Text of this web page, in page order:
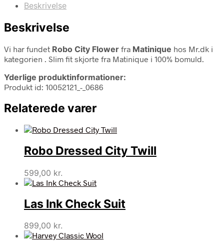
Beskrivelse
Beskrivelse
Vi har fundet Robo City Flower fra Matinique hos Mr.dk i
kategorien . Slim fit skjorte fra Matinique i 100% bomuld.
Yderlige produktinformationer:
Produkt id: 10052121_-_0686
Relaterede varer
Robo Dressed City Twill
599,00 kr.
Las Ink Check Suit
899,00 kr.